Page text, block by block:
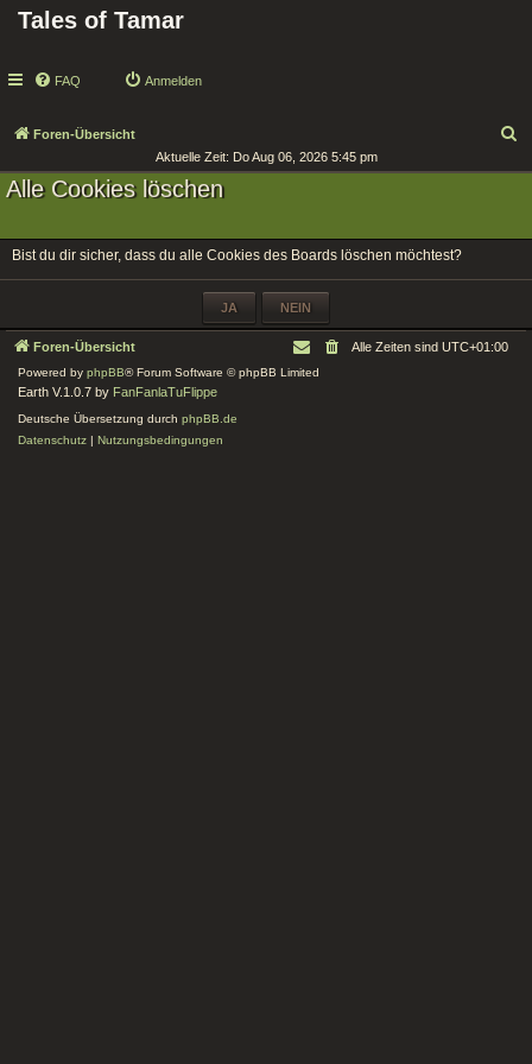
Tales of Tamar
FAQ Anmelden
Foren-Übersicht
Aktuelle Zeit: Do Aug 06, 2026 5:45 pm
Alle Cookies löschen
Bist du dir sicher, dass du alle Cookies des Boards löschen möchtest?
Foren-Übersicht Alle Zeiten sind UTC+01:00
Powered by phpBB® Forum Software © phpBB Limited
Earth V.1.0.7 by FanFanlaTuFlippe
Deutsche Übersetzung durch phpBB.de
Datenschutz | Nutzungsbedingungen